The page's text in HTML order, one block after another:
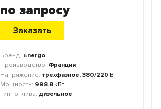
по запросу
Заказать
Бренд: Energo
Производство: Франция
Напряжение: трехфазное, 380/220 В
Мощность: 998.8 кВт
Тип топлива: дизельное